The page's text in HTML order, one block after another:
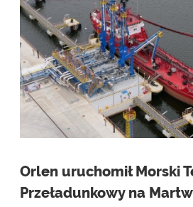
Orlen uruchomił Morski
Przeładunkowy na